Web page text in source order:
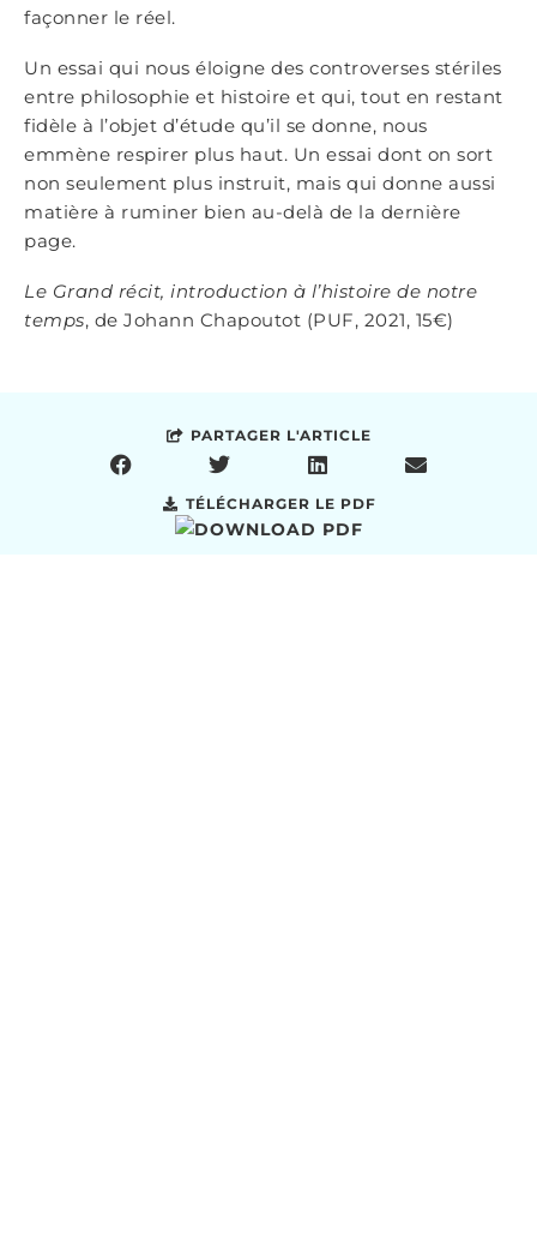
façonner le réel.
Un essai qui nous éloigne des controverses stériles
entre philosophie et histoire et qui, tout en restant
fidèle à l’objet d’étude qu’il se donne, nous
emmène respirer plus haut. Un essai dont on sort
non seulement plus instruit, mais qui donne aussi
matière à ruminer bien au-delà de la dernière
page.
Le Grand récit, introduction à l’histoire de notre
temps, de Johann Chapoutot (PUF, 2021, 15€)
PARTAGER L'ARTICLE
TÉLÉCHARGER LE PDF